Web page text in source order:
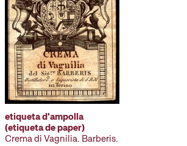
etiqueta d'ampolla
(etiqueta de paper)
Crema di Vagnilia. Barberis.